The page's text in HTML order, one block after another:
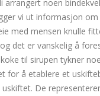
noen
vi ut informasjon
med mensen knulle
det er vanskelig å
til sirupen tykner
for å etablere et
De